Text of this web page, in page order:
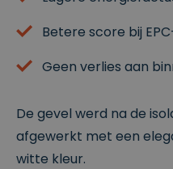
Betere score bij
Geen verlies aan
De gevel werd na de
afgewerkt met een
witte kleur.